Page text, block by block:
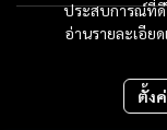
ประสบการณ์ที่ดี
อ่านรายละเอีย
ตั้ง
Tel: 012 345